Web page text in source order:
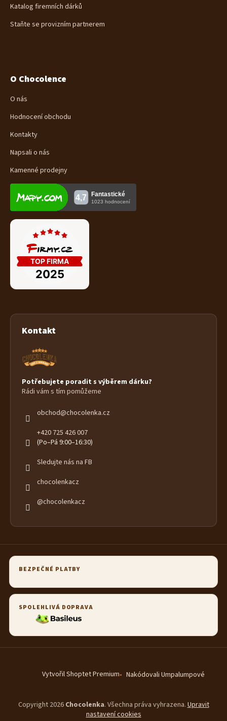
Katalog firemních dárků
Staňte se provizním partnerem
O Chocolence
O nás
Hodnocení obchodu
Kontakty
Napsali o nás
Kamenné prodejny
Kontakt
Potřebujete poradit s výběrem dárku?
Rádi vám s tím pomůžeme
obchod@chocolenka.cz
+420 725 426 007
(Po–Pá 9:00–16:30)
Sledujte nás na FB
chocolenkacz
@chocolenkacz
BEZPEČNÉ PLATBY
SPOLEHLIVÁ DOPRAVA
Vytvořil Shoptet Premium Nakódovali Umpalumpové
Copyright 2026 Chocolenka. Všechna práva vyhrazena.Upravit
nastavení cookies